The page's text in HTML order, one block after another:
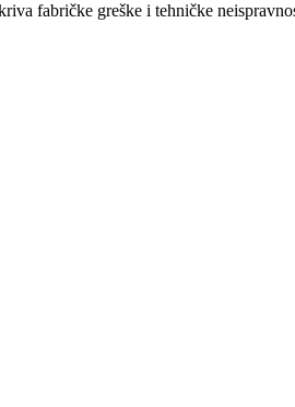
fabričke greške i tehničke